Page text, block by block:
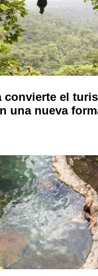
convierte el
una nueva